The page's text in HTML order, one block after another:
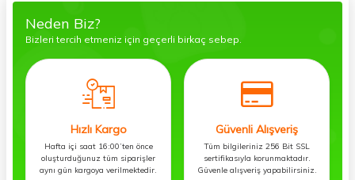
Neden Biz?
Bizleri tercih etmeniz için geçerli birkaç sebep.
Hızlı Kargo
Hafta içi saat 16:00’ten önce
oluşturduğunuz tüm siparişler
aynı gün kargoya verilmektedir.
Güvenli Alışveriş
Tüm bilgileriniz 256 Bit SSL
sertifikasıyla korunmaktadır.
Güvenle alışveriş yapabilirsiniz.